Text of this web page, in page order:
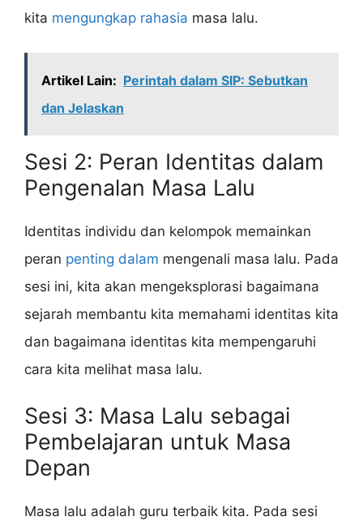
kita mengungkap rahasia masa lalu.
Artikel Lain: Perintah dalam SIP: Sebutkan
dan Jelaskan
Sesi 2: Peran Identitas dalam
Pengenalan Masa Lalu
Identitas individu dan kelompok memainkan
peran penting dalam mengenali masa lalu. Pada
sesi ini, kita akan mengeksplorasi bagaimana
sejarah membantu kita memahami identitas kita
dan bagaimana identitas kita mempengaruhi
cara kita melihat masa lalu.
Sesi 3: Masa Lalu sebagai
Pembelajaran untuk Masa
Depan
Masa lalu adalah guru terbaik kita. Pada sesi